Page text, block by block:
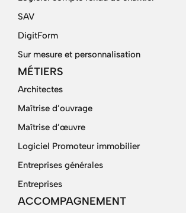
SAV
DigitForm
Sur mesure et personnalisation
MÉTIERS
Architectes
Maîtrise d’ouvrage
Maîtrise d’œuvre
Logiciel Promoteur immobilier
Entreprises générales
Entreprises
ACCOMPAGNEMENT